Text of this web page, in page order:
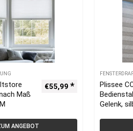
Maß
€55,99
ANGEBOT
Plissee
Gelenk,